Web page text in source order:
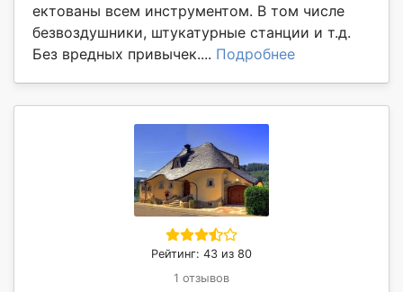
ектованы всем инструментом. В том числе
безвоздушники, штукатурные станции и т.д.
Без вредных привычек.... Подробнее
Рейтинг: 43 из 80
1 отзывов